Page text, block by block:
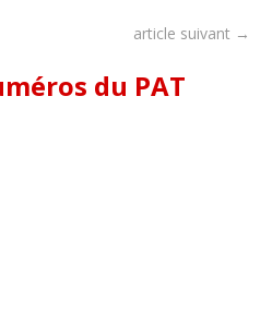
article suivant →
du PAT